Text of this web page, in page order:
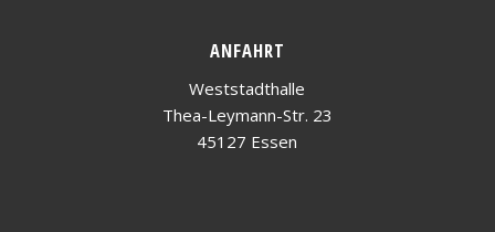
ANFAHRT
Weststadthalle
Thea-Leymann-Str. 23
45127 Essen